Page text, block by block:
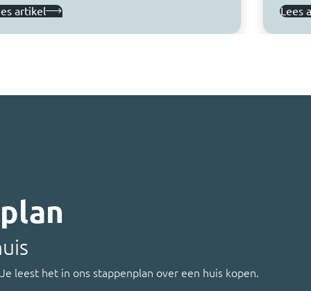
artikel Lees
leest het in ons stappenplan over een huis kopen.